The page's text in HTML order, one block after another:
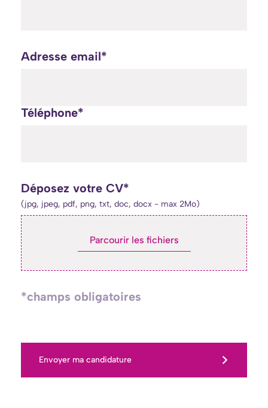
Adresse email*
Téléphone*
Déposez votre CV*
(jpg, jpeg, pdf, png, txt, doc, docx - max 2Mo)
Parcourir les fichiers
*champs obligatoires
Envoyer ma candidature